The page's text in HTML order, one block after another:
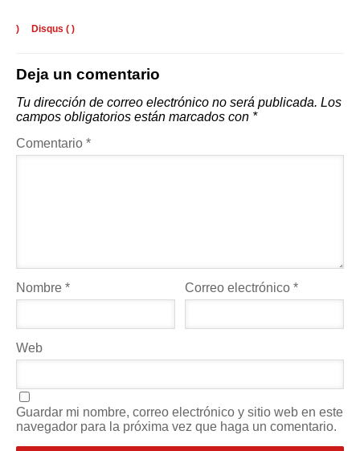
) Disqus ( )
Deja un comentario
Tu dirección de correo electrónico no será publicada. Los
campos obligatorios están marcados con *
Comentario *
Nombre * Correo electrónico*
Web
Guardar mi nombre, correo electrónico y sitio web en este
navegador para la próxima vez que haga un comentario.